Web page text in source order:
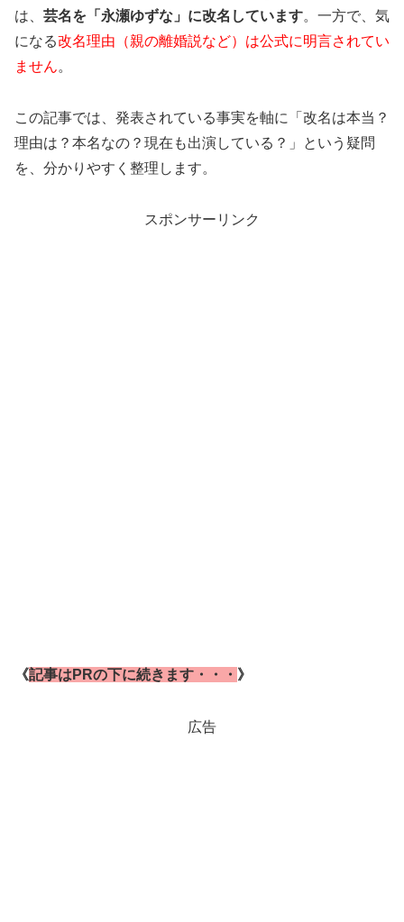
は、 芸名を「永瀬ゆずな」に改名しています。一方で、気
になる改名理由（親の離婚説など）は公式に明言されてい
ません。
この記事では、発表されている事実を軸に「改名は本当？
理由は？本名なの？現在も出演している？」という疑問
を、分かりやすく整理します。
スポンサーリンク
《記事はPRの下に続きます・・・ 》
広告